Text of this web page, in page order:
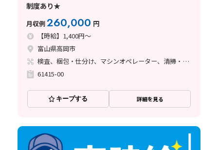
制度あり★
月収例260,000 円
【時給】1,400円～
富山県高岡市
検査、梱包・仕分け、マシンオペレーター、清掃・洗浄、フォークリフト
61415-00
キープする 詳細を見る